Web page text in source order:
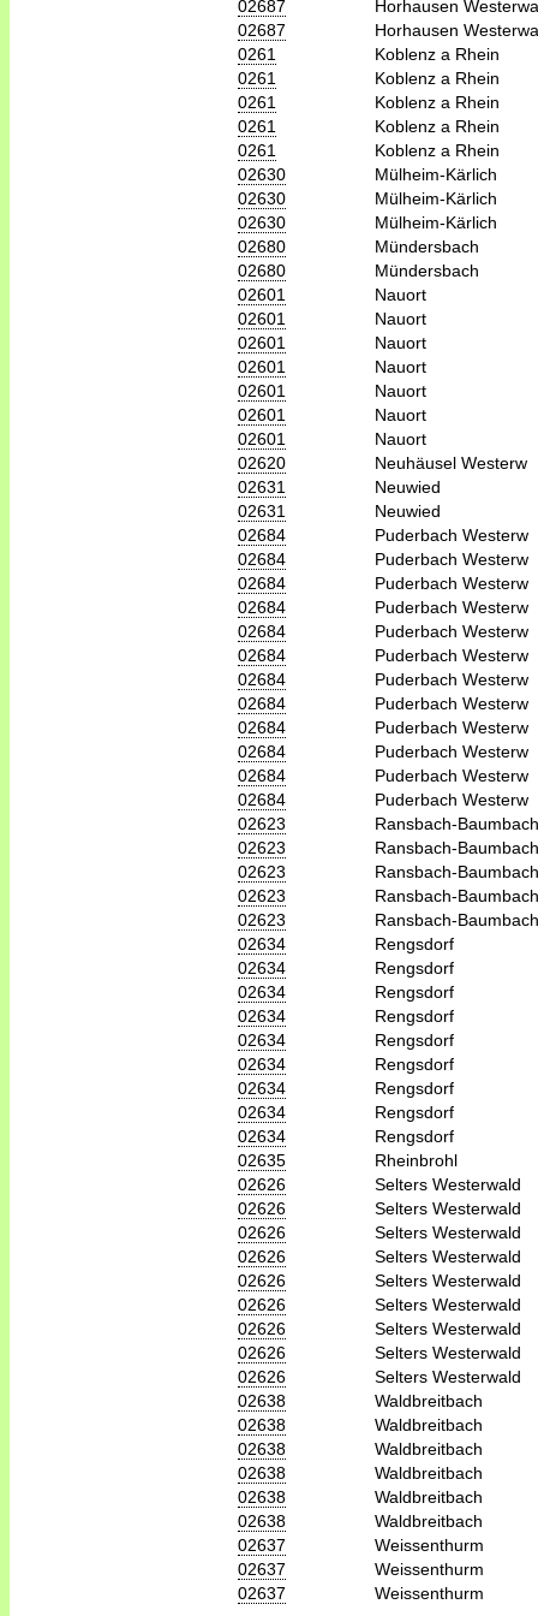
02687
Horhausen
02687
Horhausen
0261
Koblenz a Rhein
0261
Koblenz a Rhein
0261
Koblenz a Rhein
0261
Koblenz a Rhein
0261
Koblenz a Rhein
02630
Mülheim-Kärlich
02630
Mülheim-Kärlich
02630
Mülheim-Kärlich
02680
Mündersbach
02680
Mündersbach
02601
Nauort
02601
Nauort
02601
Nauort
02601
Nauort
02601
Nauort
02601
Nauort
02601
Nauort
02620
Neuhäusel Westerw
02631
Neuwied
02631
Neuwied
02684
Puderbach Westerw
02684
Puderbach Westerw
02684
Puderbach Westerw
02684
Puderbach Westerw
02684
Puderbach Westerw
02684
Puderbach Westerw
02684
Puderbach Westerw
02684
Puderbach Westerw
02684
Puderbach Westerw
02684
Puderbach Westerw
02684
Puderbach Westerw
02684
Puderbach Westerw
02623
Ransbach-Baumbach
02623
Ransbach-Baumbach
02623
Ransbach-Baumbach
02623
Ransbach-Baumbach
02623
Ransbach-Baumbach
02634
Rengsdorf
02634
Rengsdorf
02634
Rengsdorf
02634
Rengsdorf
02634
Rengsdorf
02634
Rengsdorf
02634
Rengsdorf
02634
Rengsdorf
02634
Rengsdorf
02635
Rheinbrohl
02626
Selters Westerwald
02626
Selters Westerwald
02626
Selters Westerwald
02626
Selters Westerwald
02626
Selters Westerwald
02626
Selters Westerwald
02626
Selters Westerwald
02626
Selters Westerwald
02626
Selters Westerwald
02638
Waldbreitbach
02638
Waldbreitbach
02638
Waldbreitbach
02638
Waldbreitbach
02638
Waldbreitbach
02638
Waldbreitbach
02637
Weissenthurm
02637
Weissenthurm
02637
Weissenthurm